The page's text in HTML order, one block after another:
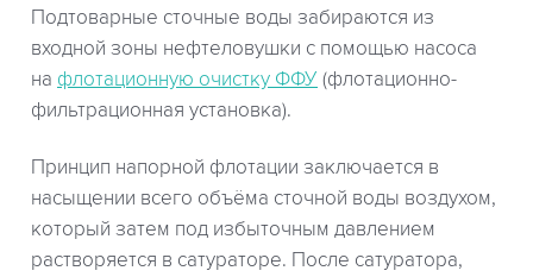
Подтоварные сточные воды забираются из
входной зоны нефтеловушки с помощью насоса
на флотационную очистку ФФУ (флотационно-
фильтрационная установка).
Принцип напорной флотации заключается в
насыщении всего объёма сточной воды воздухом,
который затем под избыточным давлением
растворяется в сатураторе. После сатуратора,